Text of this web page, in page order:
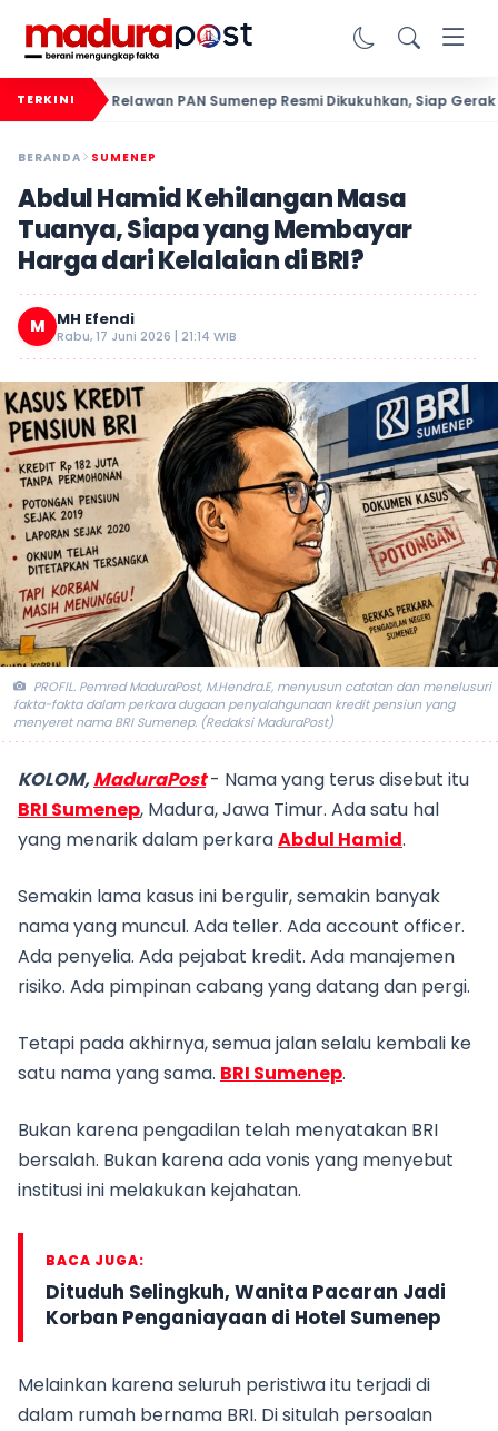
TERKINIRelawan PAN Sumenep Resmi Dikukuhkan, Siap Gerak
BERANDA SUMENEP
Abdul Hamid Kehilangan Masa
Tuanya, Siapa yang Membayar
Harga dari Kelalaian di BRI?
M MH Efendi
Rabu, 17 Juni 2026 | 21:14 WIB
PROFIL. Pemred MaduraPost, M.Hendra.E, menyusun catatan dan menelusuri
fakta-fakta dalam perkara dugaan penyalahgunaan kredit pensiun yang
menyeret nama BRI Sumenep. (Redaksi MaduraPost)
KOLOM,MaduraPost- Nama yang terus disebut itu
BRI Sumenep, Madura, Jawa Timur. Ada satu hal
yang menarik dalam perkaraAbdul Hamid.
Semakin lama kasus ini bergulir, semakin banyak
nama yang muncul. Ada teller. Ada account officer.
Ada penyelia. Ada pejabat kredit. Ada manajemen
risiko. Ada pimpinan cabang yang datang dan pergi.
Tetapi pada akhirnya, semua jalan selalu kembali ke
satu nama yang sama. BRI Sumenep.
Bukan karena pengadilan telah menyatakan BRI
bersalah. Bukan karena ada vonis yang menyebut
institusi ini melakukan kejahatan.
BACA JUGA:
Dituduh Selingkuh, Wanita Pacaran Jadi
Korban Penganiayaan di Hotel Sumenep
Melainkan karena seluruh peristiwa itu terjadi di
dalam rumah bernama BRI. Di situlah persoalan